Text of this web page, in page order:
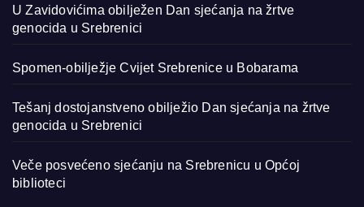
U Zavidovićima obilježen Dan sjećanja na žrtve
genocida u Srebrenici
Spomen-obilježje Cvijet Srebrenice u Bobarama
Tešanj dostojanstveno obilježio Dan sjećanja na žrtve
genocida u Srebrenici
Veče posvećeno sjećanju na Srebrenicu u Općoj
biblioteci